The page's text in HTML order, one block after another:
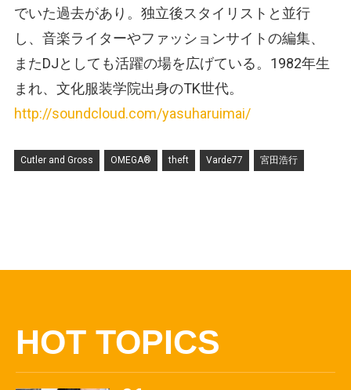
でいた過去があり。独立後スタイリストと並行
し、音楽ライターやファッションサイトの編集、
またDJとしても活躍の場を広げている。1982年生
まれ、文化服装学院出身のTK世代。
http://soundcloud.com/yasuharuimai/
Cutler and Gross OMEGA® theft Varde77 宮田浩行
HOT TOPICS